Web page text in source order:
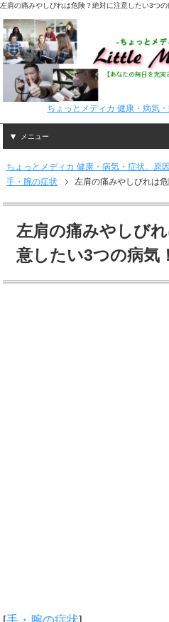
左肩の痛みやしびれは危険？絶対に注意したい3つの
ちょっとメディカ 健康・病気
メニュー
ちょっとメディカ 健康・病気・症状。原
手・腕の症状
左肩の痛みやしびれは
左肩の痛みやしび
意したい3つの病気！